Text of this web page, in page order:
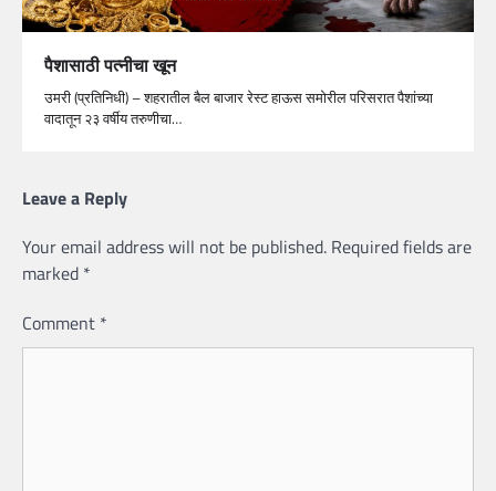
पैशासाठी पत्नीचा खून
उमरी (प्रतिनिधी) – शहरातील बैल बाजार रेस्ट हाऊस समोरील परिसरात पैशांच्या
वादातून २३ वर्षीय तरुणीचा…
Leave a Reply
Your email address will not be published. Required fields are
marked *
Comment *